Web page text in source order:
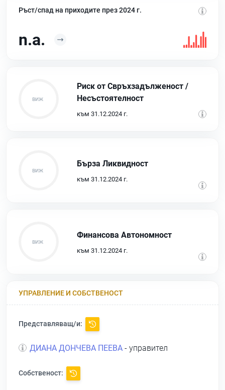
Ръст/спад на приходите през 2024 г.
n.a.
Риск от Свръхзадълженост /
Несъстоятелност
към 31.12.2024 г.
Бърза Ликвидност
към 31.12.2024 г.
Финансова Автономност
към 31.12.2024 г.
УПРАВЛЕНИЕ И СОБСТВЕНОСТ
Представляващ/и:
ДИАНА ДОНЧЕВА ПЕЕВА - управител
Собственост: